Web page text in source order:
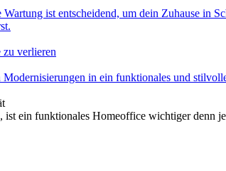
ist entscheidend, um dein Zuhause
zu verlieren
in ein funktionales und
ist ein funktionales Homeoffice wichtiger